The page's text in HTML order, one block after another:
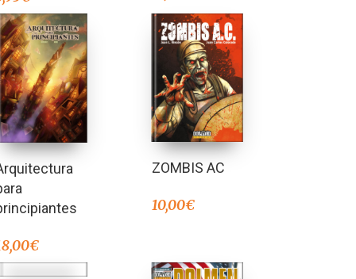
€
ZOMBIS AC
10,00€